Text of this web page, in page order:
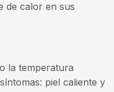
de calor en sus
la temperatura
piel caliente y